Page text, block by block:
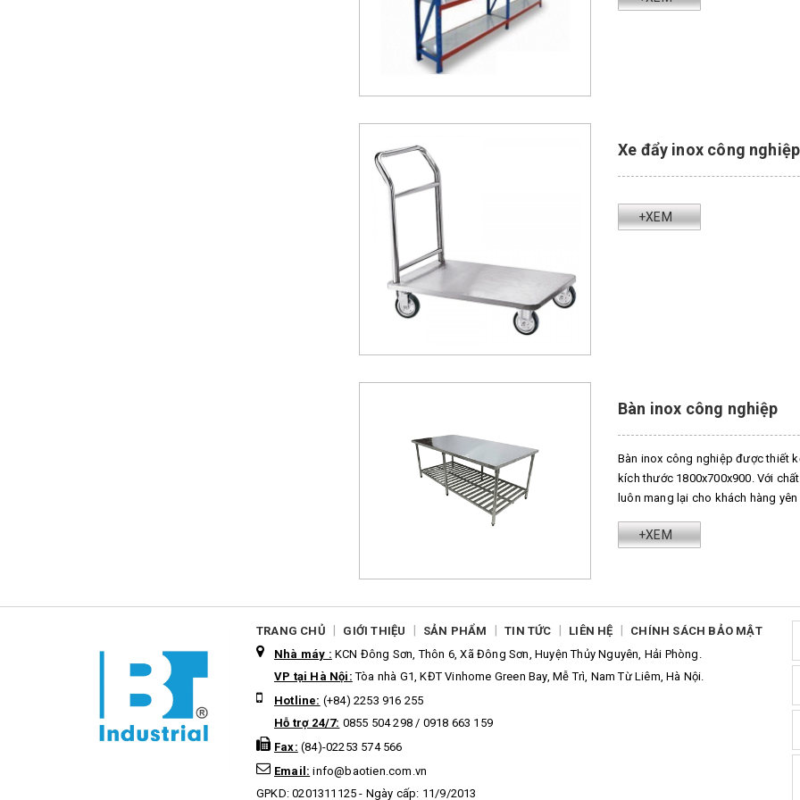
Xe đẩy inox công nghiệp
+XEM
Bàn inox công nghiệp
Bàn inox công nghiệp được thiết
kích thước 1800x700x900. Với
luôn mang lại cho khách hàng
+XEM
TRANG CHỦ GIỚI THIỆU SẢN PHẨM TIN TỨC LIÊN HỆ
CHÍNH SÁCH BẢO MẬT
Nhà máy : KCN Đông Sơn, Thôn 6, Xã Đông Sơn, Huyện Thủy Nguyên, Hải Phòng.
VP tại Hà Nội: Tòa nhà G1, KĐT Vinhome Green Bay, Mễ Trì, Nam Từ Liêm, Hà Nội.
Hotline: (+84) 2253 916 255
Hỗ trợ 24/7: 0855 504 298 / 0918 663 159
Fax: (84)-02253 574 566
Email: info@baotien.com.vn
GPKD: 0201311125 - Ngày cấp: 11/9/2013